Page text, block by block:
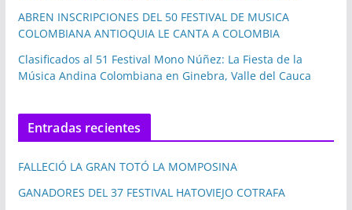
ABREN INSCRIPCIONES DEL 50 FESTIVAL DE MUSICA
COLOMBIANA ANTIOQUIA LE CANTA A COLOMBIA
Clasificados al 51 Festival Mono Núñez: La Fiesta de la
Música Andina Colombiana en Ginebra, Valle del Cauca
Entradas recientes
FALLECIÓ LA GRAN TOTÓ LA MOMPOSINA
GANADORES DEL 37 FESTIVAL HATOVIEJO COTRAFA